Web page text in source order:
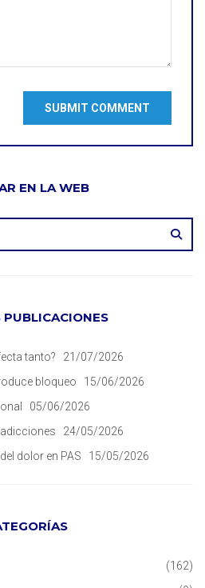
EN LA WEB
PUBLICACIONES
tanto?
21/07/2026
bloqueo
15/06/2026
05/06/2026
24/05/2026
dolor en PAS
15/05/2026
(162)